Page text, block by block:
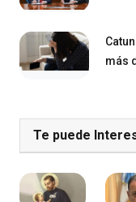
más
Te puede